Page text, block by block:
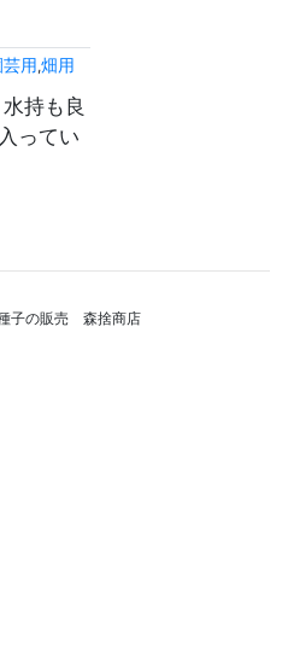
芸用,畑用
持も良
ってい
子の販売 森捨商店